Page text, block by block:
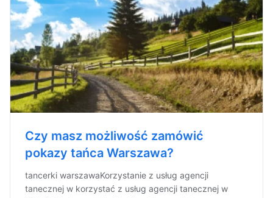
Czy masz możliwość zamówić
pokazy tańca Warszawa?
tancerki warszawaKorzystanie z usług agencji
tanecznej w korzystać z usług agencji tanecznej w